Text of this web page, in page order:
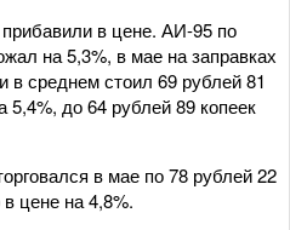
в цене. АИ-95 по
на 5,3%, в мае на заправках
в среднем стоил 69 рублей 81
до 64 рублей 89 копеек
в мае по 78 рублей 22
цене на 4,8%.